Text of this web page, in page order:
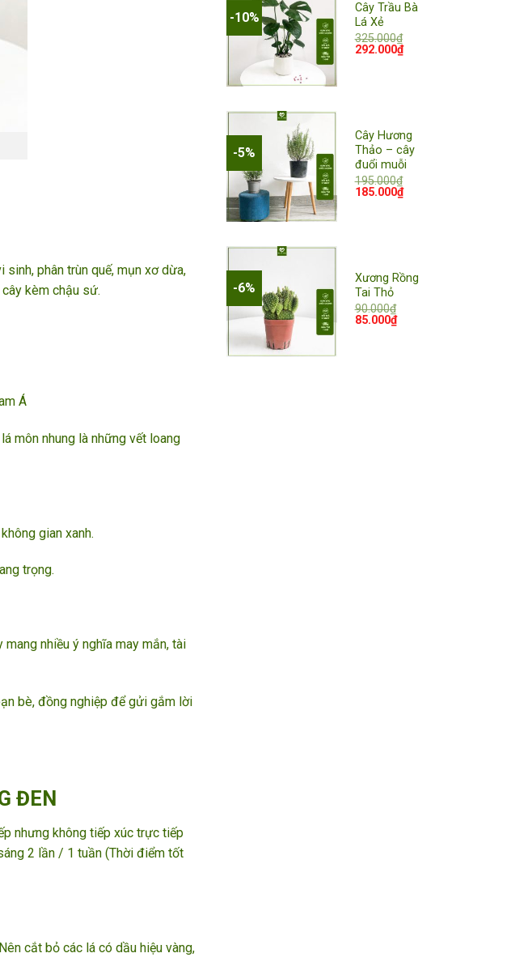
phân trùn quế, mụn xơ dừa,
kèm chậu sứ.
Á
môn nhung là những vết loang
gian xanh.
trọng.
nhiều ý nghĩa may mắn, tài
bè, đồng nghiệp để gửi gắm lời
ĐEN
nhưng không tiếp xúc trực tiếp
2 lần / 1 tuần (Thời điểm tốt
cắt bỏ các lá có dầu hiệu vàng,
-10%
Add to
wishlist
Cây Trầu Bà
Lá Xẻ
325.000₫
Giá
292.000₫Giá
hiện
-5%
Add to
wishlist
Cây Hương
Thảo – cây
đuổi muỗi
195.000₫
Giá
185.000₫Giá
hiện
-6%
Add to
wishlist
Xương Rồng
Tai Thỏ
90.000₫
Giá
85.000₫Giá
hiện